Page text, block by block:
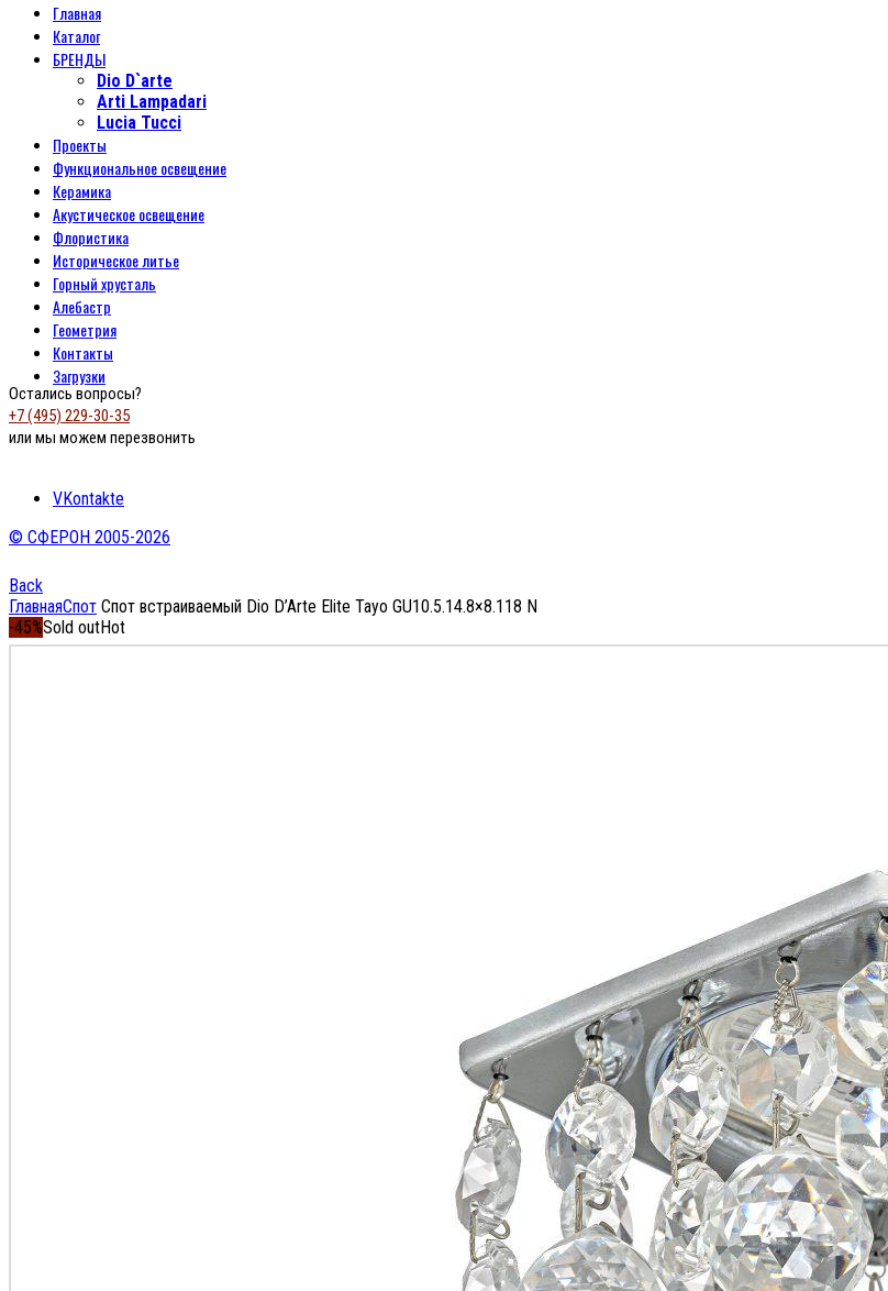
Главная
Каталог
БРЕНДЫ
Dio D`arte
Arti Lampadari
Lucia Tucci
Проекты
Функциональное освещение
Керамика
Акустическое освещение
Флористика
Историческое литье
Горный хрусталь
Алебастр
Геометрия
Контакты
Загрузки
Остались вопросы?
+7 (495) 229-30-35
или мы можем перезвонить
VKontakte
© СФЕРОН 2005-2026
Back
ГлавнаяСпот Спот встраиваемый Dio D’Arte Elite Tayo GU10.5.14.8×8.118 N
-45%Sold outHot